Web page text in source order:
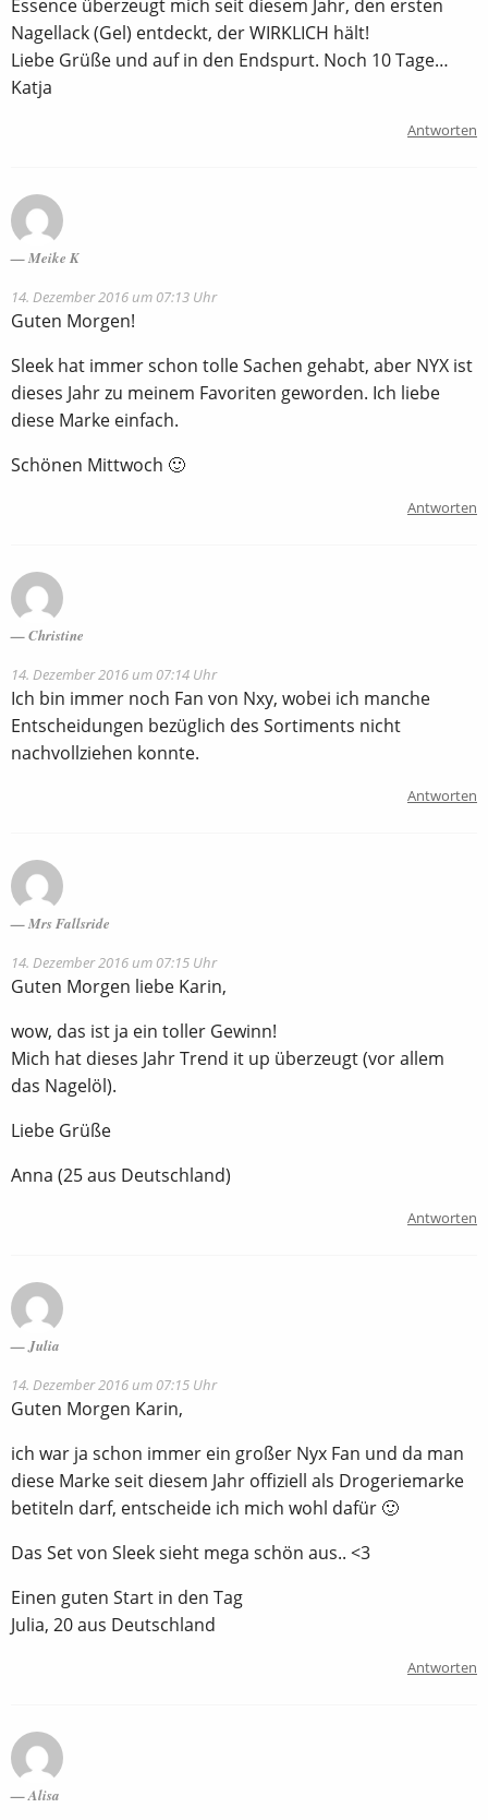
Essence überzeugt mich seit diesem Jahr, den ersten
Nagellack (Gel) entdeckt, der WIRKLICH hält!
Liebe Grüße und auf in den Endspurt. Noch 10 Tage…
Katja
Antworten
Meike K
14. Dezember 2016 um 07:13 Uhr
Guten Morgen!
Sleek hat immer schon tolle Sachen gehabt, aber NYX ist
dieses Jahr zu meinem Favoriten geworden. Ich liebe
diese Marke einfach.
Schönen Mittwoch 🙂
Antworten
Christine
14. Dezember 2016 um 07:14 Uhr
Ich bin immer noch Fan von Nxy, wobei ich manche
Entscheidungen bezüglich des Sortiments nicht
nachvollziehen konnte.
Antworten
Mrs Fallsride
14. Dezember 2016 um 07:15 Uhr
Guten Morgen liebe Karin,
wow, das ist ja ein toller Gewinn!
Mich hat dieses Jahr Trend it up überzeugt (vor allem
das Nagelöl).
Liebe Grüße
Anna (25 aus Deutschland)
Antworten
Julia
14. Dezember 2016 um 07:15 Uhr
Guten Morgen Karin,
ich war ja schon immer ein großer Nyx Fan und da man
diese Marke seit diesem Jahr offiziell als Drogeriemarke
betiteln darf, entscheide ich mich wohl dafür 🙂
Das Set von Sleek sieht mega schön aus.. <3
Einen guten Start in den Tag
Julia, 20 aus Deutschland
Antworten
Alisa